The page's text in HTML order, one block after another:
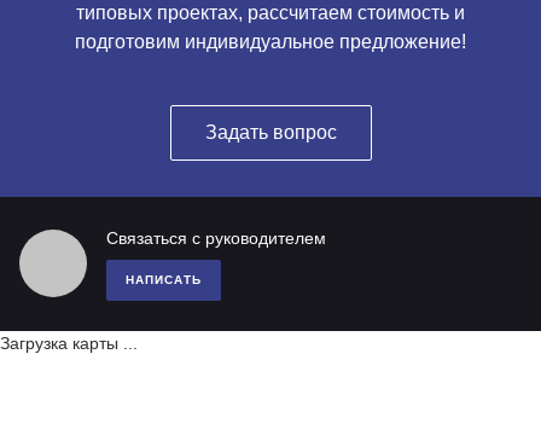
типовых проектах, рассчитаем стоимость и
подготовим индивидуальное предложение!
Задать вопрос
Связаться с руководителем
НАПИСАТЬ
Загрузка карты ...